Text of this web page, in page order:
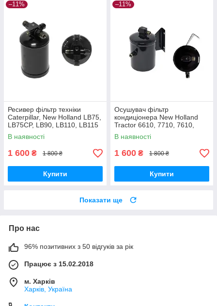
–11%
Ресивер фільтр техніки
Caterpillar, New Holland LB75,
LB75CP, LB90, LB110, LB115
85812095, 6674235, 6680311
В наявності
1 600 ₴ 1 800 ₴
Купити
–11%
Осушувач фільтр
кондиціонера New Holland
Tractor 6610, 7710, 7610,
5610, 6710, 5900 (1901067,
11607441)
В наявності
1 600 ₴ 1 800 ₴
Купити
Показати ще
Про нас
96% позитивних з 50 відгуків за рік
Працює з 15.02.2018
м. Харків
Харків, Україна